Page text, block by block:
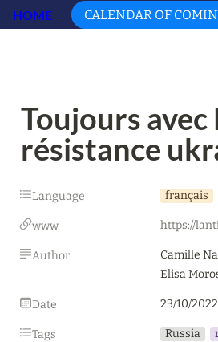
HOME CALENDAR OF
Toujours avec
résistance
Language français
www
Author
Camille
Elisa
Date 23/10/2022
Tags Russia